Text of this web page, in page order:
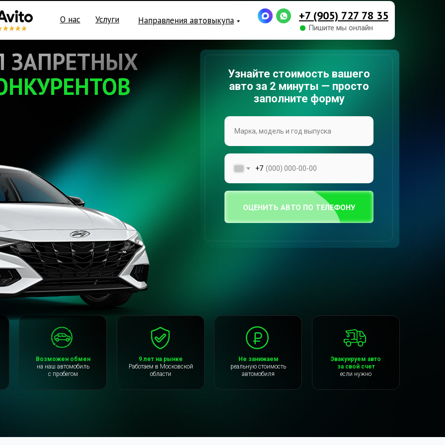
+7 (905) 727 78 35
Пишите мы онлайн
О нас Услуги Направления автовыкупа
ЗАПРЕТНЫХ
+7
ОЦЕНИТЬ АВТО ПО ТЕЛЕФОНУ
Узнайте стоимость вашего
авто за 2 минуты — просто
заполните форму
Возможен обмен
на наш автомобиль
с пробегом
9 лет на рынке
Работаем в Московской
области
Не занижаем
реальную стоимость
автомобиля
Эвакуируем авто
за свой счет
если нужно